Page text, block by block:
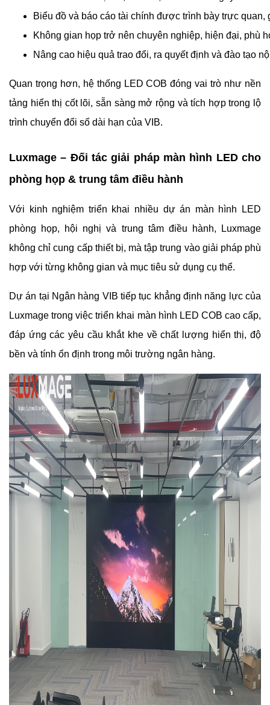
Biểu đồ và báo cáo tài chính được trình bày trực
Không gian họp trở nên chuyên nghiệp, hiện đại, phù
Nâng cao hiệu quả trao đổi, ra quyết định và đào tạo
Quan trọng hơn, hệ thống LED COB đóng vai trò như nền
tảng hiển thị cốt lõi, sẵn sàng mở rộng và tích hợp trong lộ
trình chuyển đổi số dài hạn của VIB.
Luxmage – Đối tác giải pháp màn hình LED cho
phòng họp & trung tâm điều hành
Với kinh nghiệm triển khai nhiều dự án màn hình LED
phòng họp, hội nghị và trung tâm điều hành, Luxmage
không chỉ cung cấp thiết bị, mà tập trung vào giải pháp phù
hợp với từng không gian và mục tiêu sử dụng cụ thể.
Dự án tại Ngân hàng VIB tiếp tục khẳng định năng lực của
Luxmage trong việc triển khai màn hình LED COB cao cấp,
đáp ứng các yêu cầu khắt khe về chất lượng hiển thị, độ
bền và tính ổn định trong môi trường ngân hàng.